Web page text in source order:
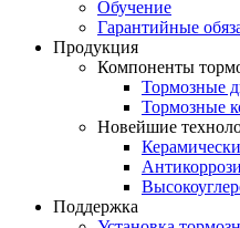
Обучение
Гарантийные
Продукция
Компоненты
Тормозные
Тормозные
Новейшие
Поддержка